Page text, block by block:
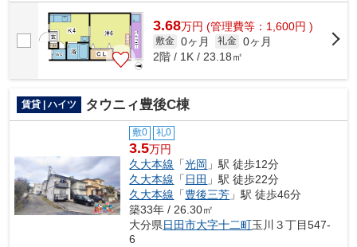
3.68万円 (管理費等：1,600円 )
敷金 0ヶ月 礼金 0ヶ月
2階 / 1K / 23.18㎡
賃貸 | ハイツ タウニィ豊後C棟
敷0 礼0
3.5万円
久大本線 「光岡 」駅 徒歩12分
久大本線 「 日田 」駅 徒歩22分
久大本線 「豊後三芳 」駅 徒歩46分
築33年 / 26.30㎡
大分県日田市大字十二町玉川３丁目547-
6